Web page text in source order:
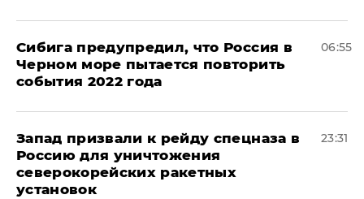
Сибига предупредил, что Россия в
Черном море пытается повторить
события 2022 года
06:55
Запад призвали к рейду спецназа в
Россию для уничтожения
северокорейских ракетных
установок
23:31